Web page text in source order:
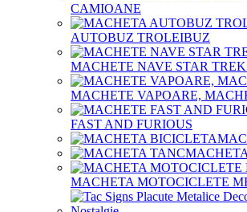
CAMIOANE
AUTOBUZ TROLEIBUZ
MACHETE NAVE STAR TREK
MACHETE VAPOARE,
FAST AND FURIOUS
MACHETA MOTOCICLETE